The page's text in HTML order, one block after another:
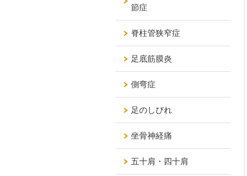
節症
脊柱管狭窄症
足底筋膜炎
側弯症
足のしびれ
坐骨神経痛
五十肩・四十肩